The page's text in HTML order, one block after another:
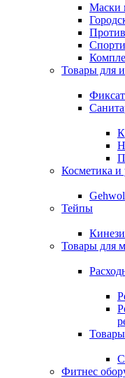
Маски
Товары для
Косметика и
Gehwol
Тейпы
Товары для
Фитнес